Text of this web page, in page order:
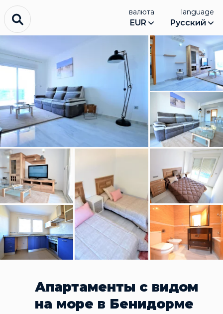
валюта
EUR
language
Русский
Апартаменты с видом
на море в Бенидорме